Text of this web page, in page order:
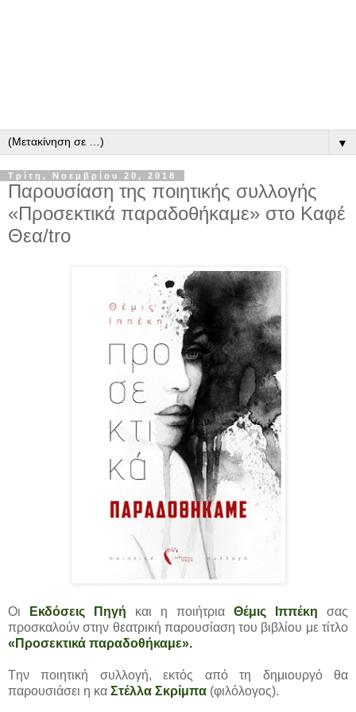
▼
Τρίτη, Νοεμβρίου 20, 2018
Παρουσίαση της ποιητικής συλλογής
«Προσεκτικά παραδοθήκαμε» στο Καφέ
Θεα/tro
Οι Εκδόσεις Πηγή και η ποιήτρια Θέμις Ιππέκη σας
προσκαλούν στην θεατρική παρουσίαση του βιβλίου με τίτλο
«Προσεκτικά παραδοθήκαμε».
Tην ποιητική συλλογή, εκτός από τη δημιουργό θα
παρουσιάσει η κα Στέλλα Σκρίμπα (φιλόλογος).